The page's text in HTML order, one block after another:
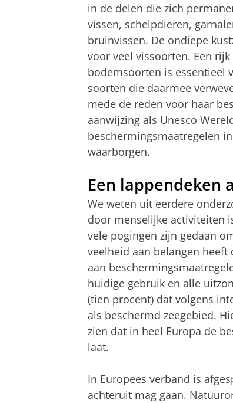
in de delen die zich
vissen, schelpdieren,
bruinvissen. De ondiepe
voor veel vissoorten. Een
bodemsoorten is essentieel
soorten die daarmee
mede de reden voor haar
aanwijzing als Unesco
beschermingsmaatregelen
waarborgen.
Een lappendeken
We weten uit eerdere
door menselijke activiteiten
vele pogingen zijn gedaan
veelheid aan belangen
aan
huidige gebruik en alle
(tien procent) dat volgens
als beschermd zeegebied.
zien dat in heel Europa de
laat.
In Europees verband is
achteruit mag gaan.